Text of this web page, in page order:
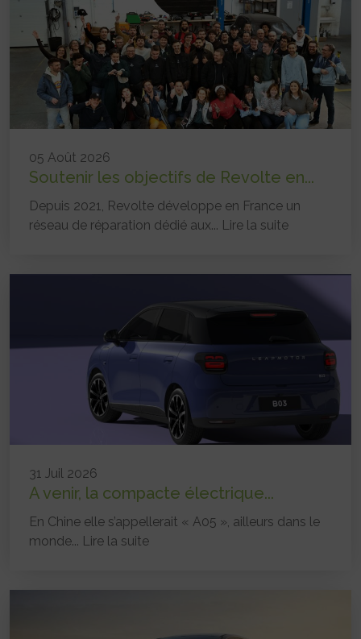
05 Août 2026
Soutenir les objectifs de Revolte en...
Depuis 2021, Revolte développe en France un
réseau de réparation dédié aux... Lire la suite
31 Juil 2026
A venir, la compacte électrique...
En Chine elle s’appellerait « A05 », ailleurs dans le
monde... Lire la suite